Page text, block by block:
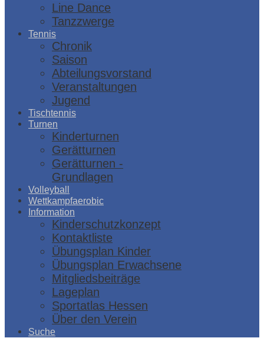
Line Dance
Tanzzwerge
Tennis
Chronik
Saison
Abteilungsvorstand
Veranstaltungen
Jugend
Tischtennis
Turnen
Kinderturnen
Gerätturnen
Gerätturnen -
Grundlagen
Volleyball
Wettkampfaerobic
Information
Kinderschutzkonzept
Kontaktliste
Übungsplan Kinder
Übungsplan Erwachsene
Mitgliedsbeiträge
Lageplan
Sportatlas Hessen
Über den Verein
Suche